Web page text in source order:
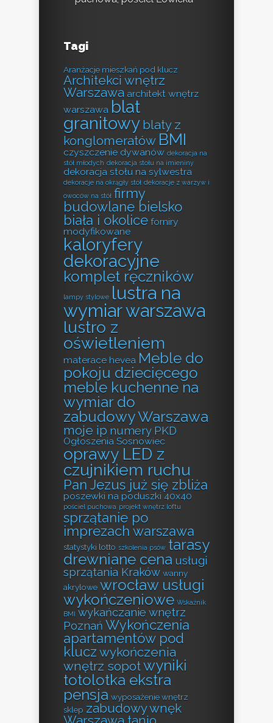
Tagi
Aranżacje mieszkań pod klucz
Architekci wnętrz
Warszawa architekt wnętrz
warszawa blat
granitowy blaty z
konglomeratów BMI
czyszczenie dywanów dekoracja na
stół młodych dekoracja stołu na imieniny
dekoracja stołu na sylwestra
dekoracje na okrągły stół dekoracje z warzyw i
owoców na stół firmy
budowlane bielsko
biała i okolice forniry
modyfikowane
kaloryfery
dekoracyjne
komplet ręczników
lampy stylowe lustra na
wymiar warszawa
lustro z
oświetleniem
materace hevea Meble do
pokoju dziecięcego
meble kuchenne na
wymiar do
zabudowy Warszawa
moje ip numery PKD
Ogłoszenia Sosnowiec
oprawy LED z
czujnikiem ruchu
Pan Jezus już się zbliża
poszewki na poduszki 40x40
pościel puchowa projekt wnętrz loftu
sprzątanie po
imprezach warszawa
statystyki lotto szkolenia psów tarasy
drewniane cena usługi
sprzątania Kraków wanny
akrylowe wrocław usługi
wykończeniowe Wskaźnik
BMI wykańczanie wnętrz
Poznań Wykończenia
apartamentów pod
klucz wykończenia
wnętrz sopotwyniki
totolotka ekstra
pensja wyposażenie wnętrz
sklep zabudowy wnęk